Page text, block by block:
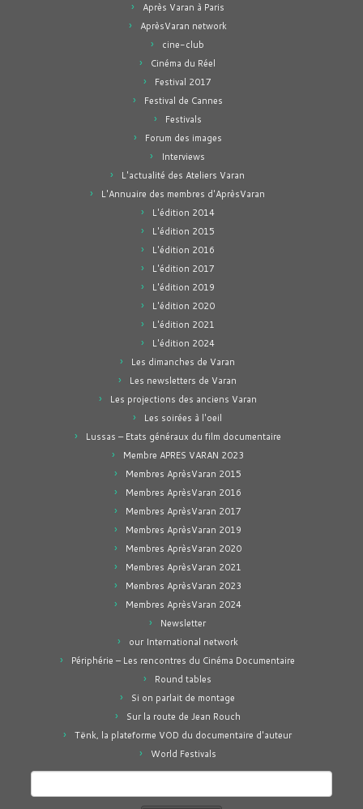
Après Varan à Paris
AprèsVaran network
cine-club
Cinéma du Réel
Festival 2017
Festival de Cannes
Festivals
Forum des images
Interviews
L'actualité des Ateliers Varan
L'Annuaire des membres d'AprèsVaran
L'édition 2014
L'édition 2015
L'édition 2016
L'édition 2017
L'édition 2019
L'édition 2020
L'édition 2021
L'édition 2024
Les dimanches de Varan
Les newsletters de Varan
Les projections des anciens Varan
Les soirées à l'oeil
Lussas – Etats généraux du film documentaire
Membre APRES VARAN 2023
Membres AprèsVaran 2015
Membres AprèsVaran 2016
Membres AprèsVaran 2017
Membres AprèsVaran 2019
Membres AprèsVaran 2020
Membres AprèsVaran 2021
Membres AprèsVaran 2023
Membres AprèsVaran 2024
Newsletter
our International network
Périphérie – Les rencontres du Cinéma Documentaire
Round tables
Si on parlait de montage
Sur la route de Jean Rouch
Tënk, la plateforme VOD du documentaire d'auteur
World Festivals